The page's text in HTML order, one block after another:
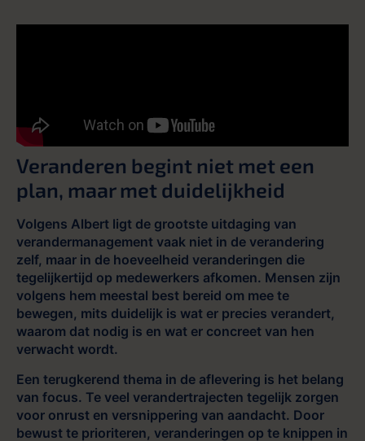
Veranderen begint niet met een
plan, maar met duidelijkheid
Volgens Albert ligt de grootste uitdaging van
verandermanagement vaak niet in de verandering
zelf, maar in de hoeveelheid veranderingen die
tegelijkertijd op medewerkers afkomen. Mensen zijn
volgens hem meestal best bereid om mee te
bewegen, mits duidelijk is wat er precies verandert,
waarom dat nodig is en wat er concreet van hen
verwacht wordt.
Een terugkerend thema in de aflevering is het belang
van focus. Te veel verandertrajecten tegelijk zorgen
voor onrust en versnippering van aandacht. Door
bewust te prioriteren, veranderingen op te knippen in